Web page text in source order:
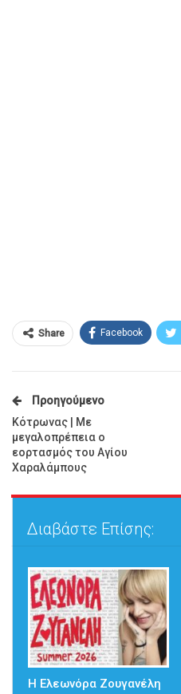
Share Facebook
Προηγούμενο
Κότρωνας | Με
μεγαλοπρέπεια ο
εορτασμός του Αγίου
Χαραλάμπους
Διαβάστε Επίσης:
Η Ελεωνόρα Ζουγανέλη